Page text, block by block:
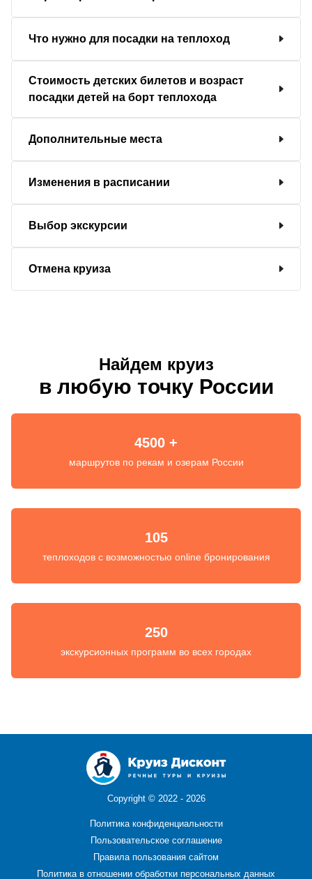
Что нужно для посадки на теплоход
Стоимость детских билетов и возраст
посадки детей на борт теплохода
Дополнительные места
Изменения в расписании
Выбор экскурсии
Отмена круиза
Найдем круиз
в любую точку России
4500 +
маршрутов по рекам и озерам России
105
теплоходов с возможностью online бронирования
250
экскурсионных программ во всех городах
Copyright © 2022 - 2026
Политика конфиденциальности
Пользовательское соглашение
Правила пользования сайтом
Политика в отношении обработки персональных данных